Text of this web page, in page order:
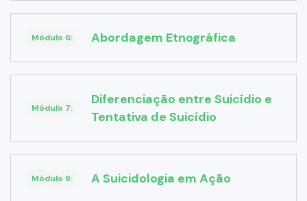
Módulo 6: Abordagem Etnográfica
Módulo 7:
Diferenciação entre Suicídio e
Tentativa de Suicídio
Módulo 8: A Suicidologia em Ação